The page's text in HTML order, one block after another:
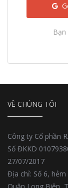
VỀ CHÚNG TÔI
Công ty Cổ phần
Số ĐKKD
27/07/2017
Địa chỉ: Số 6,